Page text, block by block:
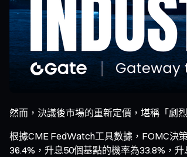
然而，決議後市場的重新定價，堪稱「劇
根據CME FedWatch工具數據，FOMC決
36.4%，升息50個基點的機率為33.8%，